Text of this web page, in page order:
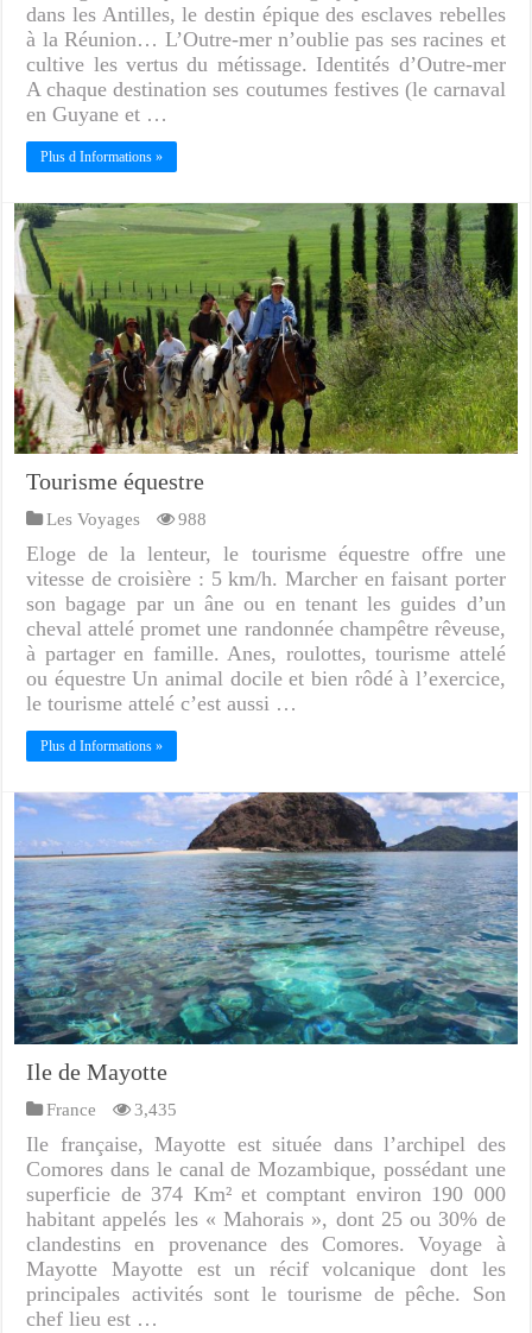
dans les Antilles, le destin épique des esclaves rebelles
à la Réunion… L’Outre-mer n’oublie pas ses racines et
cultive les vertus du métissage. Identités d’Outre-mer
A chaque destination ses coutumes festives (le carnaval
en Guyane et …
Plus d Informations »
Tourisme équestre
Les Voyages 988
Eloge de la lenteur, le tourisme équestre offre une
vitesse de croisière : 5 km/h. Marcher en faisant porter
son bagage par un âne ou en tenant les guides d’un
cheval attelé promet une randonnée champêtre rêveuse,
à partager en famille. Anes, roulottes, tourisme attelé
ou équestre Un animal docile et bien rôdé à l’exercice,
le tourisme attelé c’est aussi …
Plus d Informations »
Ile de Mayotte
France 3,435
Ile française, Mayotte est située dans l’archipel des
Comores dans le canal de Mozambique, possédant une
superficie de 374 Km² et comptant environ 190 000
habitant appelés les « Mahorais », dont 25 ou 30% de
clandestins en provenance des Comores. Voyage à
Mayotte Mayotte est un récif volcanique dont les
principales activités sont le tourisme de pêche. Son
chef lieu est …